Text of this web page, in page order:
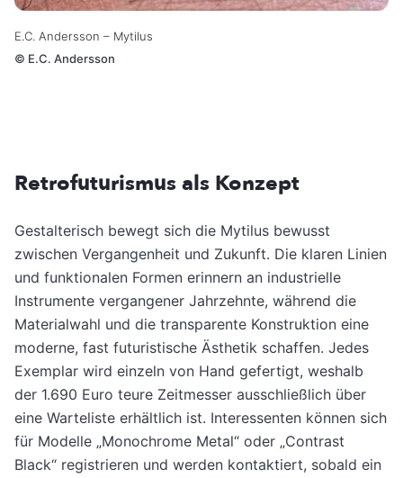
E.C. Andersson – Mytilus
© E.C. Andersson
Retrofuturismus als Konzept
Gestalterisch bewegt sich die Mytilus bewusst
zwischen Vergangenheit und Zukunft. Die klaren Linien
und funktionalen Formen erinnern an industrielle
Instrumente vergangener Jahrzehnte, während die
Materialwahl und die transparente Konstruktion eine
moderne, fast futuristische Ästhetik schaffen. Jedes
Exemplar wird einzeln von Hand gefertigt, weshalb
der 1.690 Euro teure Zeitmesser ausschließlich über
eine Warteliste erhältlich ist. Interessenten können sich
für Modelle „Monochrome Metal“ oder „Contrast
Black“ registrieren und werden kontaktiert, sobald ein